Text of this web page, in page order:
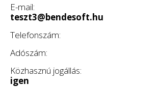
E-mail:
teszt3@bendesoft.hu
Telefonszám:
Adószám:
Közhasznú jogállás:
igen